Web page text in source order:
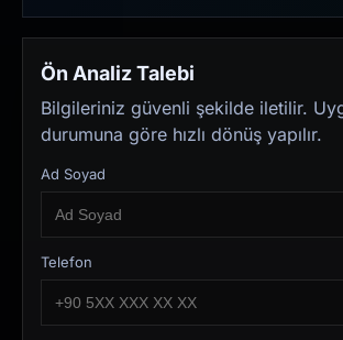
Ön Analiz Talebi
Bilgileriniz güvenli şekilde iletilir.
durumuna göre hızlı dönüş yapılır.
Ad Soyad
Telefon